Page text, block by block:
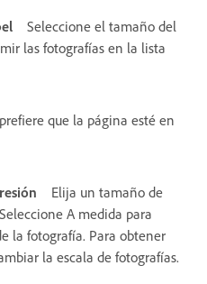
Seleccione el tamaño del
las fotografías en la lista
que la página esté en
Elija un tamaño de
A medida para
la fotografía. Para obtener
la escala de fotografías.